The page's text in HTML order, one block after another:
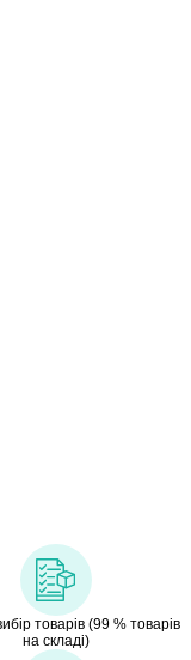
товарів (99 % товарів
на складі)